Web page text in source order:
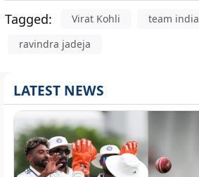
Tagged: Virat Kohli team india
ravindra jadeja
LATEST NEWS